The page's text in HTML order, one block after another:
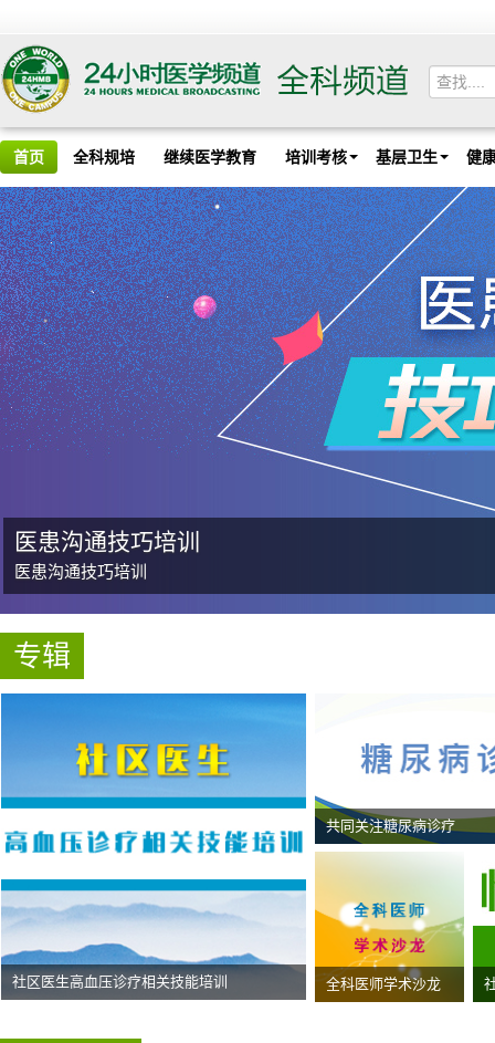
首页 全科规培 继续医学教育 培训考核 基层卫生 健
医患沟通技巧培训
医患沟通技巧培训
专辑
社区医生高血压诊疗相关技能培训
共同关注糖尿病诊疗
全科医师学术沙龙